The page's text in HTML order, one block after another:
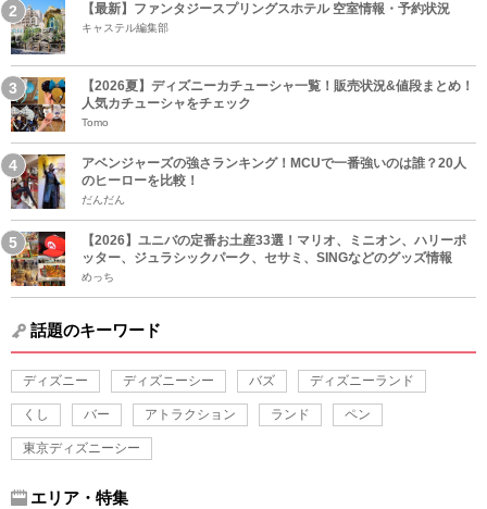
【最新】ファンタジースプリングスホテル 空室情報・予約状況
キャステル編集部
【2026夏】ディズニーカチューシャ一覧！販売状況&値段まとめ！
人気カチューシャをチェック
Tomo
アベンジャーズの強さランキング！MCUで一番強いのは誰？20人
のヒーローを比較！
だんだん
【2026】ユニバの定番お土産33選！マリオ、ミニオン、ハリーポ
ッター、ジュラシックパーク、セサミ、SINGなどのグッズ情報
めっち
話題のキーワード
ディズニー ディズニーシー バズ ディズニーランド
くし バー アトラクション ランド ペン
東京ディズニーシー
エリア・特集